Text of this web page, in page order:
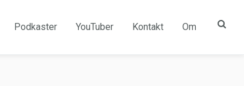
Podkaster YouTuber Kontakt Om